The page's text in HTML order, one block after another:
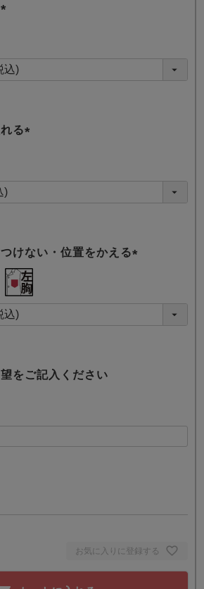
お気に入りに登録する
須
)
る
須
)
つけない・位置をかえる
須
)
をご記入ください